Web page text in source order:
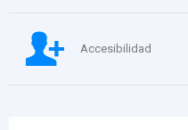
Accesibilidad